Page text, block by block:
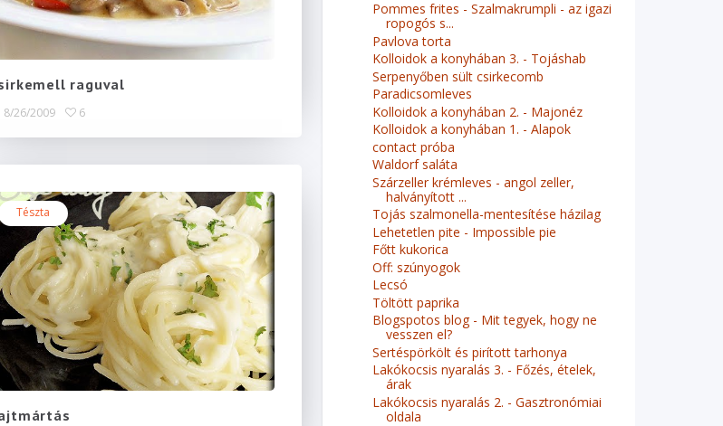
raguval
8/26/2009 6
Tészta
Pommes frites - Szalmakrumpli - az igazi
ropogós s...
Pavlova torta
Kolloidok a konyhában 3. - Tojáshab
Serpenyőben sült csirkecomb
Paradicsomleves
Kolloidok a konyhában 2. - Majonéz
Kolloidok a konyhában 1. - Alapok
contact próba
Waldorf saláta
Szárzeller krémleves - angol zeller,
halványított ...
Tojás szalmonella-mentesítése házilag
Lehetetlen pite - Impossible pie
Főtt kukorica
Off: szúnyogok
Lecsó
Töltött paprika
Blogspotos blog - Mit tegyek, hogy ne
vesszen el?
Sertéspörkölt és pirított tarhonya
Lakókocsis nyaralás 3. - Főzés, ételek,
árak
Lakókocsis nyaralás 2. - Gasztronómiai
oldala